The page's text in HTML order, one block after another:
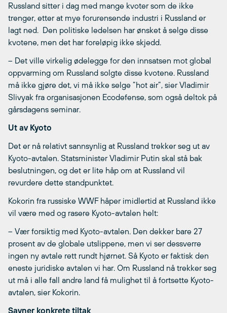
Russland sitter i dag med mange kvoter som de ikke
trenger, etter at mye forurensende industri i Russland er
lagt ned. Den politiske ledelsen har ønsket å selge disse
kvotene, men det har foreløpig ikke skjedd.
– Det ville virkelig ødelegge for den innsatsen mot global
oppvarming om Russland solgte disse kvotene. Russland
må ikke gjøre det, vi må ikke selge ”hot air”, sier Vladimir
Slivyak fra organisasjonen Ecodefense, som også deltok på
gårsdagens seminar.
Ut av Kyoto
Det er nå relativt sannsynlig at Russland trekker seg ut av
Kyoto-avtalen. Statsminister Vladimir Putin skal stå bak
beslutningen, og det er lite håp om at Russland vil
revurdere dette standpunktet.
Kokorin fra russiske WWF håper imidlertid at Russland ikke
vil være med og rasere Kyoto-avtalen helt:
– Vær forsiktig med Kyoto-avtalen. Den dekker bare 27
prosent av de globale utslippene, men vi ser dessverre
ingen ny avtale rett rundt hjørnet. Så Kyoto er faktisk den
eneste juridiske avtalen vi har. Om Russland nå trekker seg
ut må i alle fall andre land få mulighet til å fortsette Kyoto-
avtalen, sier Kokorin.
Savner konkrete tiltak